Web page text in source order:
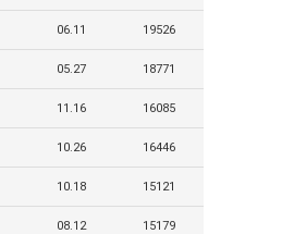
06.11 19526
05.27 18771
11.16 16085
10.26 16446
10.18 15121
08.12 15179